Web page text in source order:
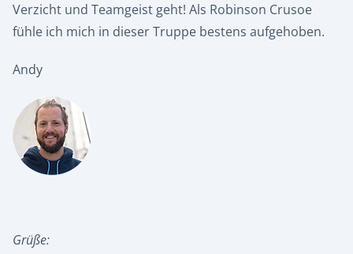
Verzicht und Teamgeist geht! Als Robinson Crusoe
fühle ich mich in dieser Truppe bestens aufgehoben.
Andy
Grüße: